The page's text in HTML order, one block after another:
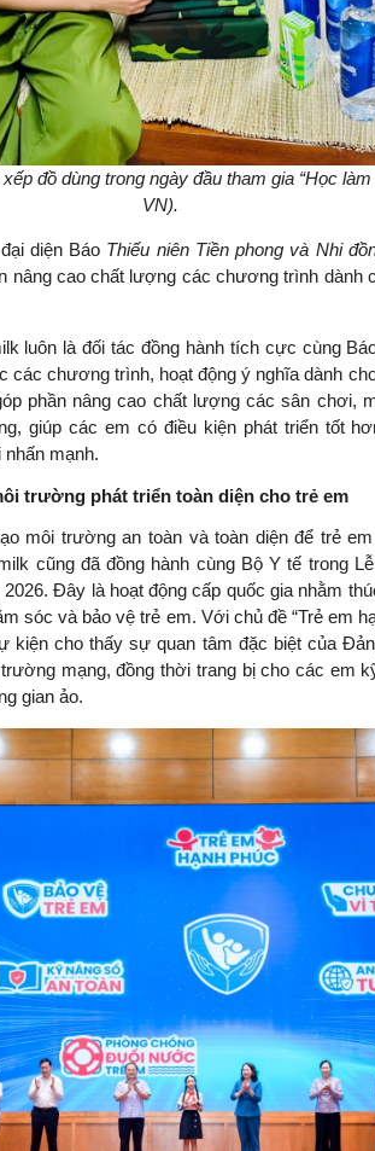
đồ dùng trong ngày đầu tham gia “Học
VN).
diện Báo Thiếu niên Tiền phong và Nhi
nâng cao chất lượng các chương trình dành
luôn là đối tác đồng hành tích cực cùng
các chương trình, hoạt động ý nghĩa dành
phần nâng cao chất lượng các sân chơi,
giúp các em có điều kiện phát triển tốt
nhấn mạnh.
trường phát triển toàn diện cho trẻ em
môi trường an toàn và toàn diện để trẻ
cũng đã đồng hành cùng Bộ Y tế trong
Đây là hoạt động cấp quốc gia nhằm
sóc và bảo vệ trẻ em. Với chủ đề “Trẻ em
kiện cho thấy sự quan tâm đặc biệt của
mạng, đồng thời trang bị cho các em
gian ảo.